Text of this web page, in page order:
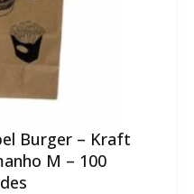
Burger – Kraft
M – 100